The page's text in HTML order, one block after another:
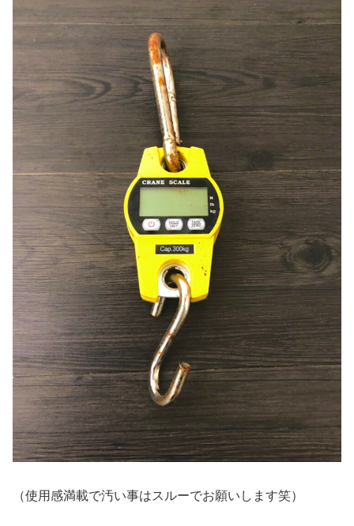
（使用感満載で汚い事はスルーでお願いします笑）